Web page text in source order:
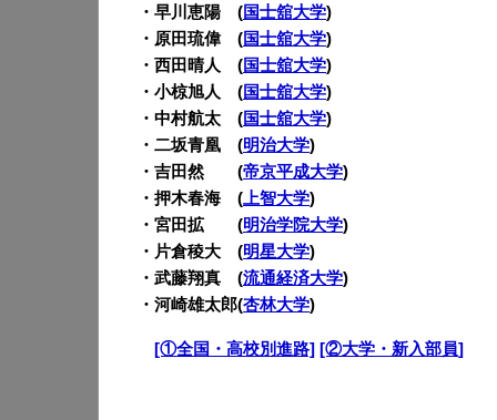
・早川恵陽 (国士舘大学)
・原田琉偉 (国士舘大学)
・西田晴人 (国士舘大学)
・小椋旭人 (国士舘大学)
・中村航太 (国士舘大学)
・二坂青凰 (明治大学)
・吉田然 (帝京平成大学)
・押木春海 ( 上智大学)
・宮田拡 (明治学院大学)
・片倉稜大 (明星大学)
・武藤翔真 (流通経済大学)
・河崎雄太郎(杏林大学)
[①全国・高校別進路] [②大学・新入部員]